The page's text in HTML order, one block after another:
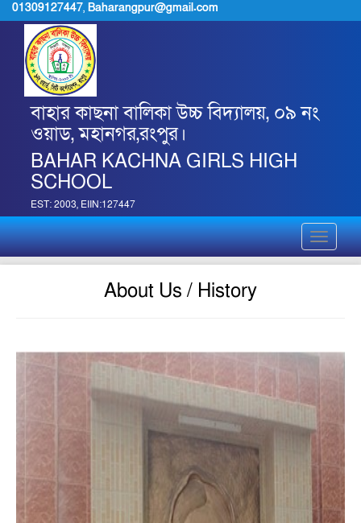
01309127447, Baharangpur@gmail.com
বাহার কাছনা বালিকা উচ্চ বিদ্যালয়, ০৯ নং
ওয়াড, মহানগর,রংপুর।
BAHAR KACHNA GIRLS HIGH
SCHOOL
EST: 2003, EIIN:127447
Toggle
About Us / History